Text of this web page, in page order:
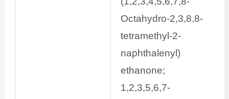
Octahydro-2,3,8,8-
tetramethyl-2-
naphthalenyl)
ethanone;
1,2,3,5,6,7-